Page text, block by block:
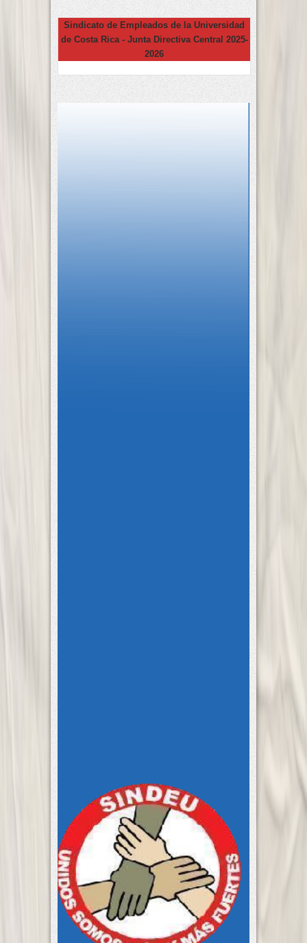
Sindicato de Empleados de la Universidad
de Costa Rica - Junta Directiva Central 2025-
2026